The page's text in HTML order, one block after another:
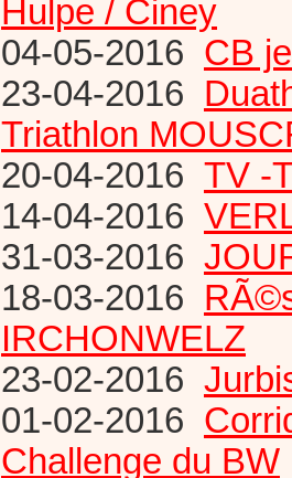
Hulpe / Ciney
04-05-2016 CB
23-04-2016
Triathlon
20-04-2016 TV -
14-04-2016
31-03-2016
18-03-2016
IRCHONWELZ
23-02-2016
01-02-2016
Challenge du BW